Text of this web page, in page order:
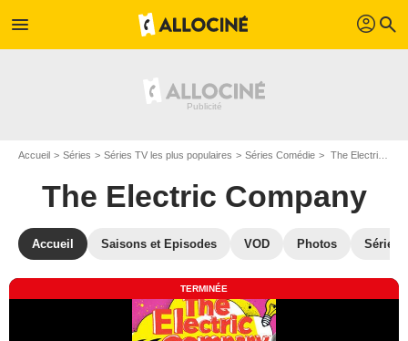
menu profil search
Accueil Séries Séries TV les plus populaires Séries Comédie The Electric Company
The Electric Company
Accueil Saisons et Episodes VOD Photos Séries
TERMINÉE